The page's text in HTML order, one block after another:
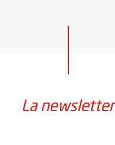
La newsletter